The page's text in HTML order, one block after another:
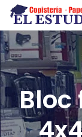
El Estudiante
Copistería
Bloc